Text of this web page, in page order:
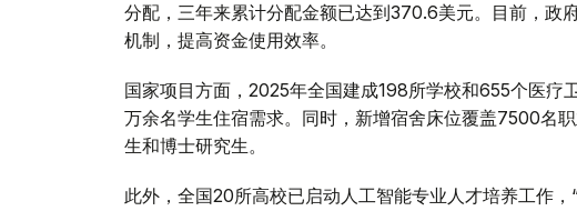
分配，三年来累计分配金额已达到370.6美元。目前，政
机制，提高资金使用效率。
国家项目方面，2025年全国建成198所学校和655个医疗
万余名学生住宿需求。同时，新增宿舍床位覆盖7500名
生和博士研究生。
此外，全国20所高校已启动人工智能专业人才培养工作